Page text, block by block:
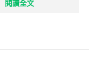
閱讀全文